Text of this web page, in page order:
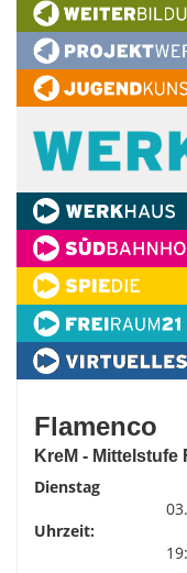
Flamenco
KreM - Mittelstufe
Dienstag
Uhrzeit: